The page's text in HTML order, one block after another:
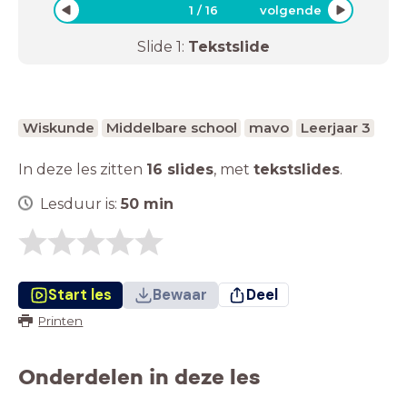
1 /16 volgende
Slide 1: Tekstslide
Wiskunde Middelbare school mavo Leerjaar 3
In deze les zitten 16 slides, met tekstslides.
Lesduur is: 50 min
Start les Bewaar Deel
Printen
Onderdelen in deze les